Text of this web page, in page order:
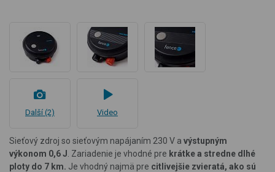
Další (2) Video
Sieťový zdroj so sieťovým napájaním 230 V a výstupným
výkonom 0,6 J . Zariadenie je vhodné pre krátke a stredne dlhé
ploty do 7 km. Je vhodný najmä pre citlivejšie zvieratá, ako sú